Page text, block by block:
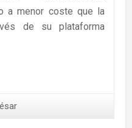
a menor coste que la
de su plataforma